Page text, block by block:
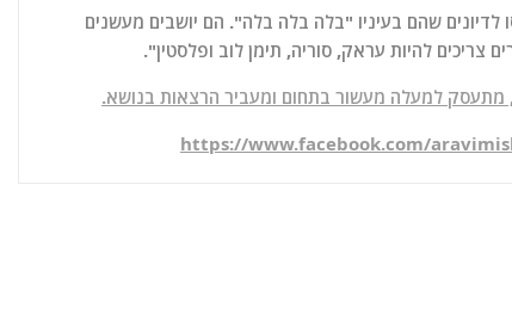
שהם בעיניו "בלה בלה בלה". הם יושבים מעשנים
צריכים להיות עראק, סוריה, תימן לוב ופלסטין".
מתעסק למעלה מעשור בתחום ומעביר הרצאות בנושא.
https://www.facebook.com/